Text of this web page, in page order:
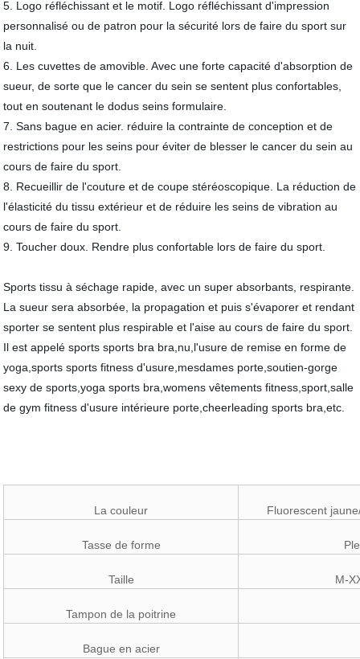
5. Logo réfléchissant et le motif. Logo réfléchissant d'impression
personnalisé ou de patron pour la sécurité lors de faire du sport sur
la nuit.
6. Les cuvettes de amovible. Avec une forte capacité d'absorption de
sueur, de sorte que le cancer du sein se sentent plus confortables,
tout en soutenant le dodus seins formulaire.
7. Sans bague en acier. réduire la contrainte de conception et de
restrictions pour les seins pour éviter de blesser le cancer du sein au
cours de faire du sport.
8. Recueillir de l'couture et de coupe stéréoscopique. La réduction de
l'élasticité du tissu extérieur et de réduire les seins de vibration au
cours de faire du sport.
9. Toucher doux. Rendre plus confortable lors de faire du sport.
Sports tissu à séchage rapide, avec un super absorbants, respirante.
La sueur sera absorbée, la propagation et puis s'évaporer et rendant
sporter se sentent plus respirable et l'aise au cours de faire du sport.
Il est appelé sports sports bra bra,nu,l'usure de remise en forme de
yoga,sports sports fitness d'usure,mesdames porte,soutien-gorge
sexy de sports,yoga sports bra,womens vêtements fitness,sport,salle
de gym fitness d'usure intérieure porte,cheerleading sports bra,etc.
La couleur Fluorescent
Tasse de forme
Taille M-
Tampon de la poitrine
Bague en acier